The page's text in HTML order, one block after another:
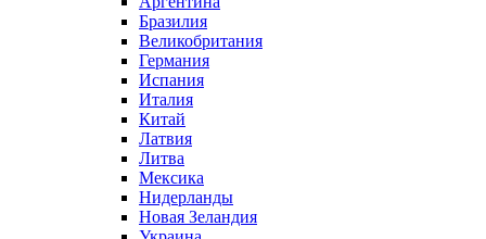
Бразилия
Великобритания
Германия
Испания
Италия
Китай
Латвия
Литва
Мексика
Нидерланды
Новая Зеландия